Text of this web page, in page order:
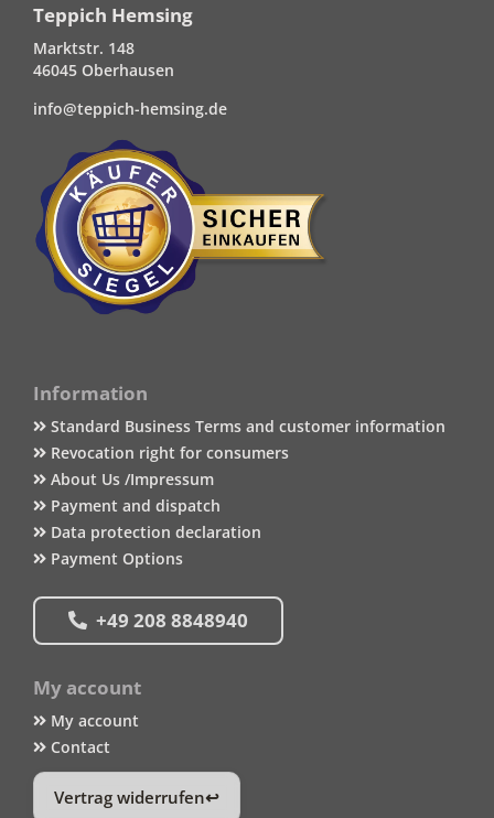
Teppich Hemsing
Marktstr. 148
46045 Oberhausen
info@teppich-hemsing.de
Information
Standard Business Terms and customer information
Revocation right for consumers
About Us /Impressum
Payment and dispatch
Data protection declaration
Payment Options
+49 208 8848940
My account
My account
Contact
Vertrag widerrufen